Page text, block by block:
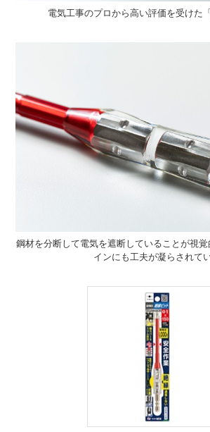
電気工事のプロから高い評価を受けた
鋼材を分断して電気を遮断していることが視
インにも工夫が凝らされて